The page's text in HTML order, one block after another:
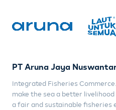
PT Aruna Jaya
Integrated Fisheries
make the sea a better
a fair and sustainable fisheries